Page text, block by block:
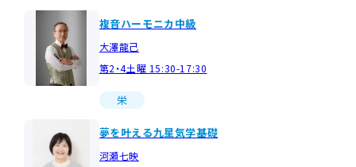
複音ハーモニカ中級
大澤龍己
第2・4土曜 15:30-17:30
栄
夢を叶える九星気学基礎
河瀬七映